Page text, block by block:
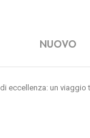
NUOVO
eccellenza: un viaggio